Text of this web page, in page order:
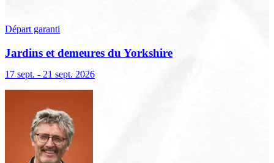
Départ garanti
Jardins et demeures du Yorkshire
17 sept. - 21 sept. 2026